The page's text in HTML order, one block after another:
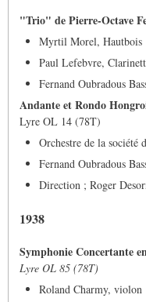
"Trio" de Pierre-Octave
Myrtil Morel, Hautbois
Paul Lefebvre,
Fernand Oubradous
Andante et Rondo
Lyre OL 14 (78T)
Orchestre de la société
Fernand Oubradous
Direction ; Roger
1938
Symphonie Concertante
Lyre OL 85 (78T)
Roland Charmy, violon